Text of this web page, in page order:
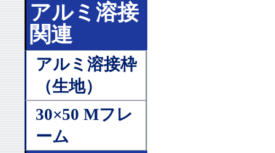
アルミ溶接
関連
アルミ溶接枠
（生地）
30×50 Mフレ
ーム